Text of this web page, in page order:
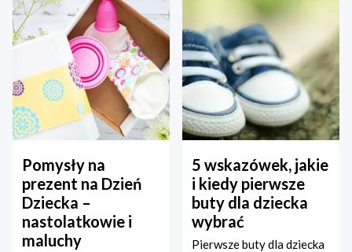
Pomysły na
prezent na Dzień
Dziecka –
nastolatkowie i
maluchy
5 wskazówek, jakie
i kiedy pierwsze
buty dla dziecka
wybrać
Pierwsze buty dla dziecka